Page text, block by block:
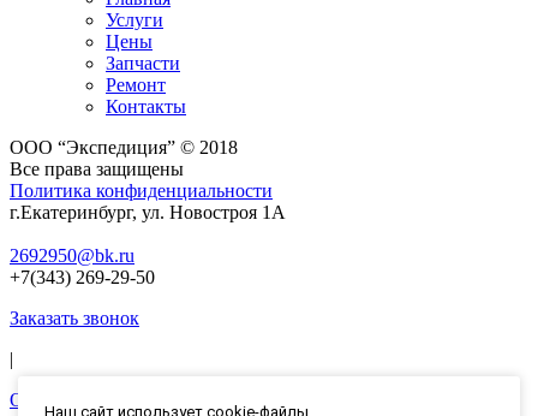
Услуги
Цены
Запчасти
Ремонт
Контакты
ООО “Экспедиция” © 2018
Все права защищены
Политика конфиденциальности
г.Екатеринбург, ул. Новостроя 1А
2692950@bk.ru
+7(343) 269-29-50
Заказать звонок
|
Оставить заявку
Наш сайт использует cookie-файлы.